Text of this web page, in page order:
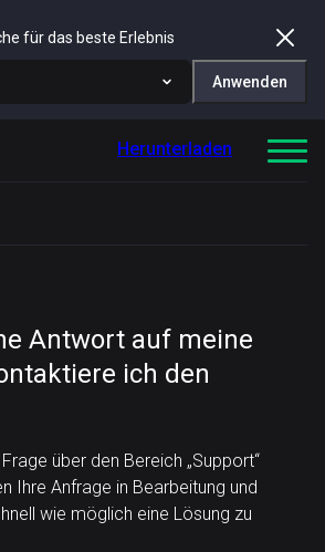
für das beste Erlebnis
Anwenden
Herunterladen
Antwort auf meine
ich den
über den Bereich „Support“
Ihre Anfrage in Bearbeitung und
wie möglich eine Lösung zu